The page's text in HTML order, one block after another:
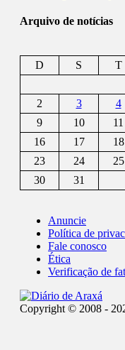
Arquivo de notícias
D
S T
2
3 4
9
10 11
16
17 18
23
24 25
30
31
Anuncie
Política de
Fale conosco
Ética
Verificação de
Copyright © 2008 -